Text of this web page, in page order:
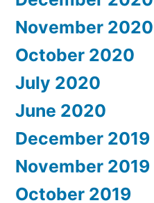
November 2020
October 2020
July 2020
June 2020
December 2019
November 2019
October 2019